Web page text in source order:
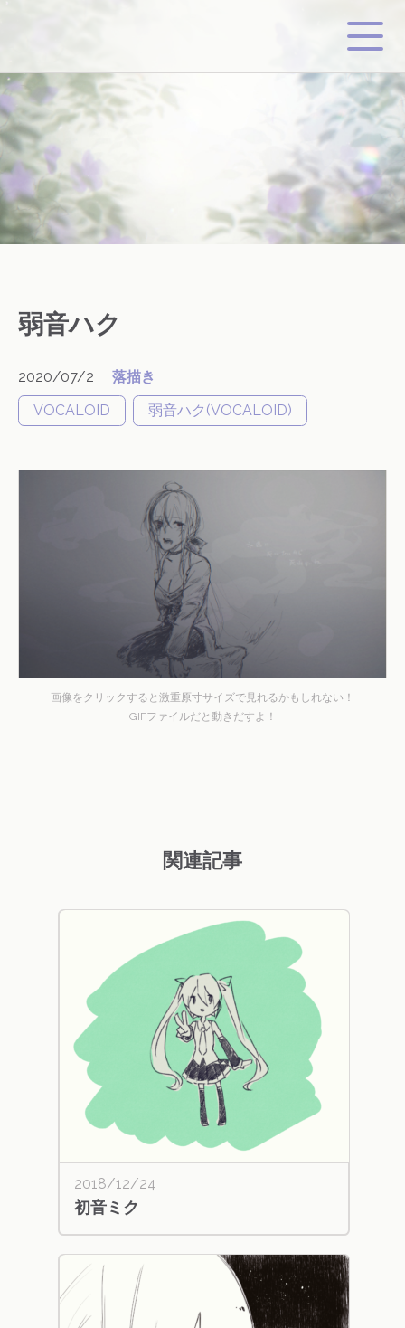
弱音ハク
2020/07/2
落描き
VOCALOID
弱音ハク(VOCALOID)
画像をクリックすると激重原寸サイズで見れるかもしれない！
GIFファイルだと動きだすよ！
関連記事
2018/12/24
初音ミク